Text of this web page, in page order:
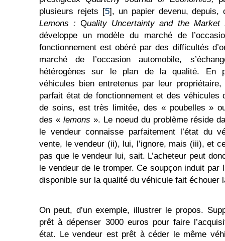
plusieurs rejets [5], un papier devenu,
Lemons :Quality Uncertainty and the Market
développe un modèle du marché de
fonctionnement est obéré par des difficultés
marché de l’occasion automobile,
hétérogènes sur le plan de la qualité. En
véhicules bien entretenus par leur
parfait état de fonctionnement et des véhicules
de soins, est très limitée, des « poubelles »
des « lemons ». Le noeud du problème réside
le vendeur connaisse parfaitement l’état du
vente, le vendeur (ii), lui, l’ignore, mais (iii), et
pas que le vendeur lui, sait. L’acheteur peut
le vendeur de le tromper. Ce soupçon induit par
disponible sur la qualité du véhicule fait échouer
On peut, d’un exemple, illustrer le propos.
prêt à dépenser 3000 euros pour faire
état. Le vendeur est prêt à céder le même